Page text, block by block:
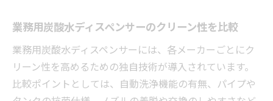
業務用炭酸水ディスペンサーのクリーン性を比較
業務用炭酸水ディスペンサーには、各メーカーごとにク
リーン性を高めるための独自技術が導入されています。
比較ポイントとしては、自動洗浄機能の有無、パイプや